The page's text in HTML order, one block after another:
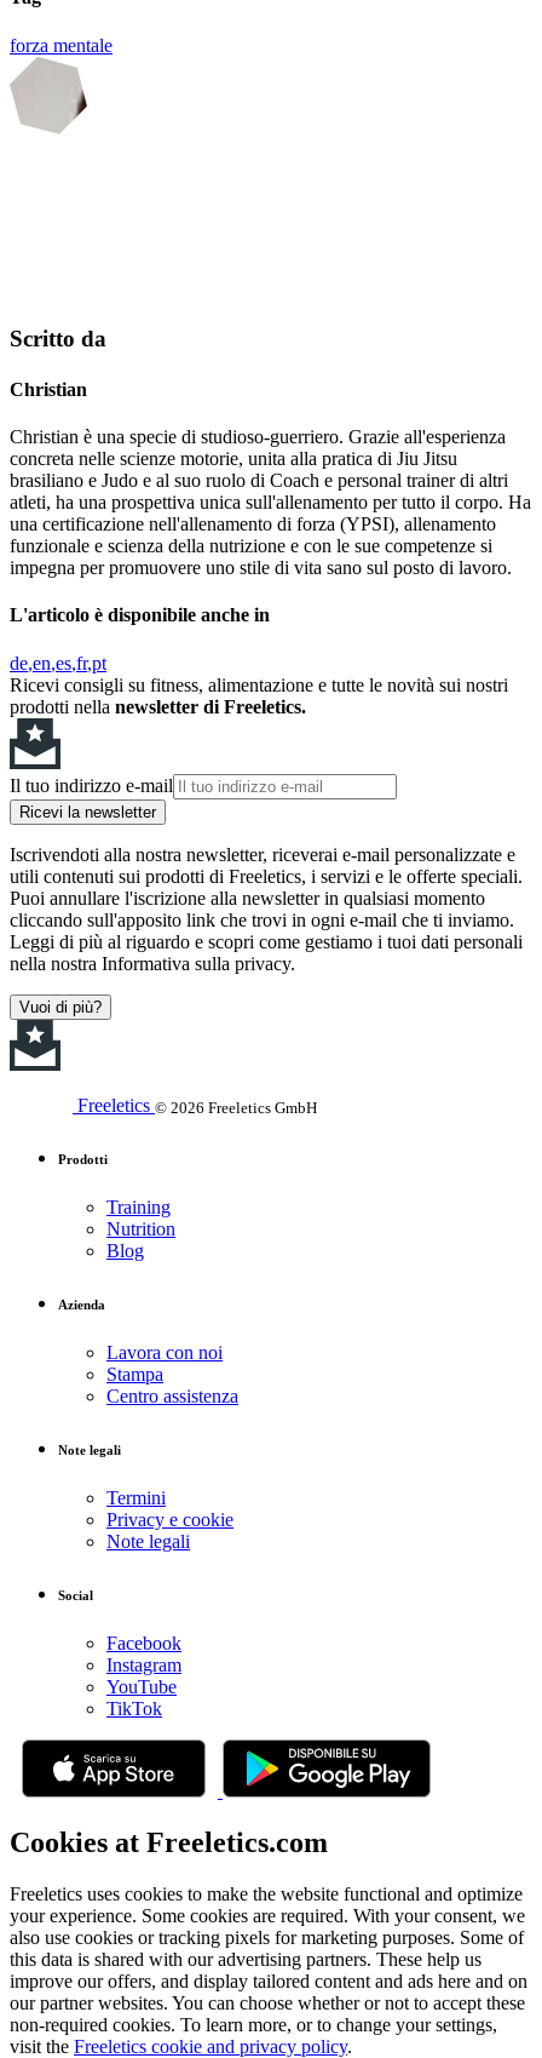
forza mentale
Scritto da
Christian
Christian è una specie di studioso-guerriero. Grazie all'esperienza
concreta nelle scienze motorie, unita alla pratica di Jiu Jitsu
brasiliano e Judo e al suo ruolo di Coach e personal trainer di altri
atleti, ha una prospettiva unica sull'allenamento per tutto il corpo. Ha
una certificazione nell'allenamento di forza (YPSI), allenamento
funzionale e scienza della nutrizione e con le sue competenze si
impegna per promuovere uno stile di vita sano sul posto di lavoro.
L'articolo è disponibile anche in
de en es fr pt
Ricevi consigli su fitness, alimentazione e tutte le novità sui nostri
prodotti nella newsletter di Freeletics.
Il tuo indirizzo e-mail
Ricevi la newsletter
Iscrivendoti alla nostra newsletter, riceverai e-mail personalizzate e
utili contenuti sui prodotti di Freeletics, i servizi e le offerte speciali.
Puoi annullare l'iscrizione alla newsletter in qualsiasi momento
cliccando sull'apposito link che trovi in ogni e-mail che ti inviamo.
Leggi di più al riguardo e scopri come gestiamo i tuoi dati personali
nella nostra Informativa sulla privacy.
Vuoi di più?
Freeletics © 2026 Freeletics GmbH
Prodotti
Training
Nutrition
Blog
Azienda
Lavora con noi
Stampa
Centro assistenza
Note legali
Termini
Privacy e cookie
Note legali
Social
Facebook
Instagram
YouTube
TikTok
Cookies at Freeletics.com
Freeletics uses cookies to make the website functional and optimize
your experience. Some cookies are required. With your consent, we
also use cookies or tracking pixels for marketing purposes. Some of
this data is shared with our advertising partners. These help us
improve our offers, and display tailored content and ads here and on
our partner websites. You can choose whether or not to accept these
non-required cookies. To learn more, or to change your settings,
visit the Freeletics cookie and privacy policy.